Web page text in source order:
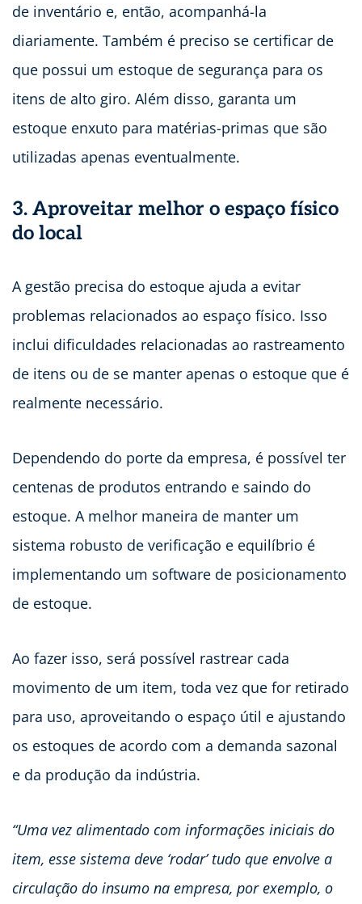
de inventário e, então, acompanhá-la
diariamente. Também é preciso se certificar de
que possui um estoque de segurança para os
itens de alto giro. Além disso, garanta um
estoque enxuto para matérias-primas que são
utilizadas apenas eventualmente.
3. Aproveitar melhor o espaço físico
do local
A gestão precisa do estoque ajuda a evitar
problemas relacionados ao espaço físico. Isso
inclui dificuldades relacionadas ao rastreamento
de itens ou de se manter apenas o estoque que é
realmente necessário.
Dependendo do porte da empresa, é possível ter
centenas de produtos entrando e saindo do
estoque. A melhor maneira de manter um
sistema robusto de verificação e equilíbrio é
implementando um software de posicionamento
de estoque.
Ao fazer isso, será possível rastrear cada
movimento de um item, toda vez que for retirado
para uso, aproveitando o espaço útil e ajustando
os estoques de acordo com a demanda sazonal
e da produção da indústria.
“Uma vez alimentado com informações iniciais do
item, esse sistema deve ‘rodar’ tudo que envolve a
circulação do insumo na empresa, por exemplo, o